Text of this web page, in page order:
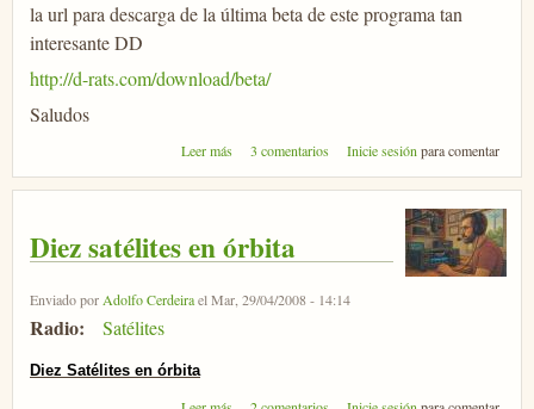
la url para descarga de la última beta de este programa tan
interesante DD
http://d-rats.com/download/beta/
Saludos
Leer más sobre Ultima versión D-Rats 0.3.3b6
3 comentarios Inicie sesiónpara comentar
Diez satélites en órbita
Enviado por Adolfo Cerdeirael Mar, 29/04/2008 - 14:14
Radio: Satélites
Diez Satélites en órbita
sobre Diez satélites en órbita